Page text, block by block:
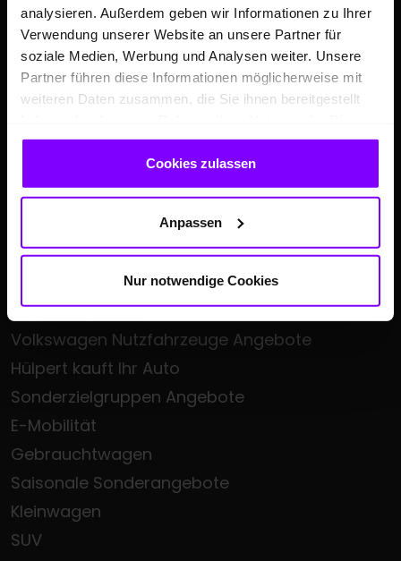
analysieren. Außerdem geben wir Informationen zu Ihrer
Verwendung unserer Website an unsere Partner für
soziale Medien, Werbung und Analysen weiter. Unsere
Partner führen diese Informationen möglicherweise mit
weiteren Daten zusammen, die Sie ihnen bereitgestellt
gesammelt haben.
Cookies zulassen
Anpassen
Nur notwendige Cookies
ANGEBOTE
Hülpert Festpreiswochen - Großer
Klimaanlagen-Service inkl. Urlaubscheck
Volkswagen Angebote
Škoda Angebote
Seat Angebote
Cupra Angebote
Volkswagen Nutzfahrzeuge Angebote
Hülpert kauft Ihr Auto
Sonderzielgruppen Angebote
E-Mobilität
Gebrauchtwagen
Saisonale Sonderangebote
Kleinwagen
SUV